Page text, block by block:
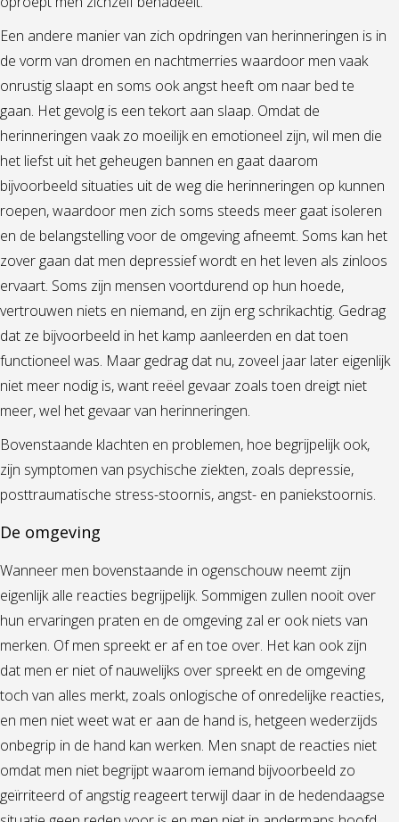
Een andere manier van zich opdringen van herinneringen is in
de vorm van dromen en nachtmerries waardoor men vaak
onrustig slaapt en soms ook angst heeft om naar bed te
gaan. Het gevolg is een tekort aan slaap. Omdat de
herinneringen vaak zo moeilijk en emotioneel zijn, wil men die
het liefst uit het geheugen bannen en gaat daarom
bijvoorbeeld situaties uit de weg die herinneringen op kunnen
roepen, waardoor men zich soms steeds meer gaat isoleren
en de belangstelling voor de omgeving afneemt. Soms kan het
zover gaan dat men depressief wordt en het leven als zinloos
ervaart. Soms zijn mensen voortdurend op hun hoede,
vertrouwen niets en niemand, en zijn erg schrikachtig. Gedrag
dat ze bijvoorbeeld in het kamp aanleerden en dat toen
functioneel was. Maar gedrag dat nu, zoveel jaar later eigenlijk
niet meer nodig is, want reëel gevaar zoals toen dreigt niet
meer, wel het gevaar van herinneringen.
Bovenstaande klachten en problemen, hoe begrijpelijk ook,
zijn symptomen van psychische ziekten, zoals depressie,
posttraumatische stress-stoornis, angst- en paniekstoornis.
De omgeving
Wanneer men bovenstaande in ogenschouw neemt zijn
eigenlijk alle reacties begrijpelijk. Sommigen zullen nooit over
hun ervaringen praten en de omgeving zal er ook niets van
merken. Of men spreekt er af en toe over. Het kan ook zijn
dat men er niet of nauwelijks over spreekt en de omgeving
toch van alles merkt, zoals onlogische of onredelijke reacties,
en men niet weet wat er aan de hand is, hetgeen wederzijds
onbegrip in de hand kan werken. Men snapt de reacties niet
omdat men niet begrijpt waarom iemand bijvoorbeeld zo
geïrriteerd of angstig reageert terwijl daar in de hedendaagse